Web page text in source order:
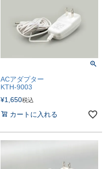
ACアダプター
KTH-9003
¥1,650税込
カートに入れる